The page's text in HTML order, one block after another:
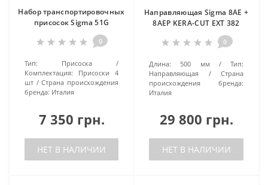
Набор транспортировочных
присосок Sigma 51G
0
Тип:
Присоска
Комплектация:
Присоски 4
шт
Страна происхождения
бренда: Италия
7 350 грн.
НЕТ В НАЛИЧИИ
Направляющая Sigma 8AE +
8AEP KERA-CUT EXT 382
0
Длина: 500 мм
Тип:
Направляющая
Страна
происхождения бренда:
Италия
29 800 грн.
НЕТ В НАЛИЧИИ